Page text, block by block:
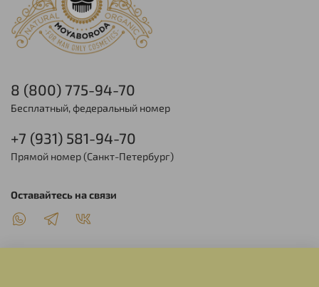
8 (800) 775-94-70
Бесплатный, федеральный номер
+7 (931) 581-94-70
Прямой номер (Санкт-Петербург)
Оставайтесь на связи